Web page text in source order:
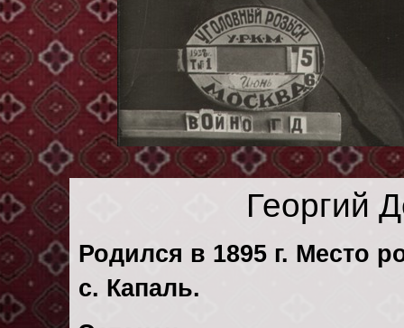
Георгий
Родился в 1895 г. Место
с. Капаль.